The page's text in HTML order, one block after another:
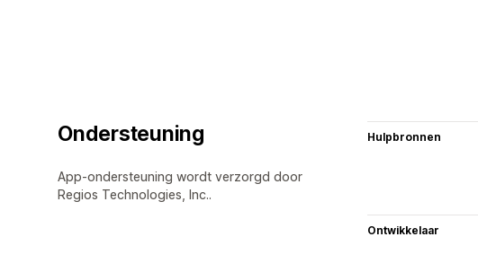
Ondersteuning
App-ondersteuning wordt verzorgd door
Regios Technologies, Inc..
Hulpbronnen
Ontwikkelaar